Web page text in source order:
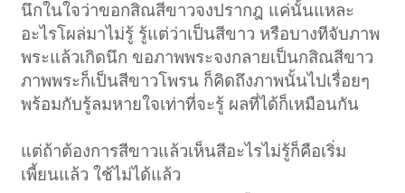
นึกในใจว่าขอกสิณสีขาวจงปรากฎ แค่นั้นแหละ
อะไรโผล่มาไม่รู้ รู้แต่ว่าเป็นสีขาว หรือบางทีจับภาพ
พระแล้วเกิดนึก ขอภาพพระจงกลายเป็นกสิณสีขาว
ภาพพระก็เป็นสีขาวโพรน ก็คิดถึงภาพนั้นไปเรื่อยๆ
พร้อมกับรู้ลมหายใจเท่าที่จะรู้ ผลที่ได้ก็เหมือนกัน
แต่ถ้าต้องการสีขาวแล้วเห็นสีอะไรไม่รู้ก็คือเริ่ม
เพี้ยนแล้ว ใช้ไม่ได้แล้ว